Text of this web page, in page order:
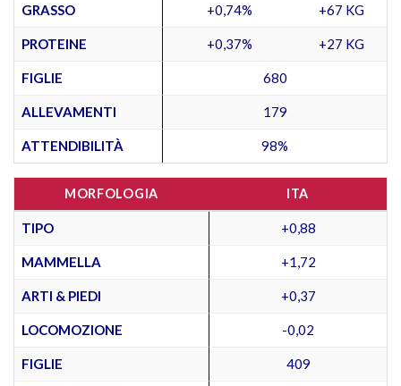
GRASSO +0,74% +67 KG
PROTEINE +0,37% +27 KG
FIGLIE 680
ALLEVAMENTI 179
ATTENDIBILITÀ 98%
MORFOLOGIA ITA
TIPO +0,88
MAMMELLA +1,72
ARTI & PIEDI +0,37
LOCOMOZIONE -0,02
FIGLIE 409